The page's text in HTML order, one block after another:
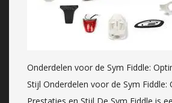
Onderdelen voor de Sym Fiddle:
Stijl Onderdelen voor de Sym Fiddle: